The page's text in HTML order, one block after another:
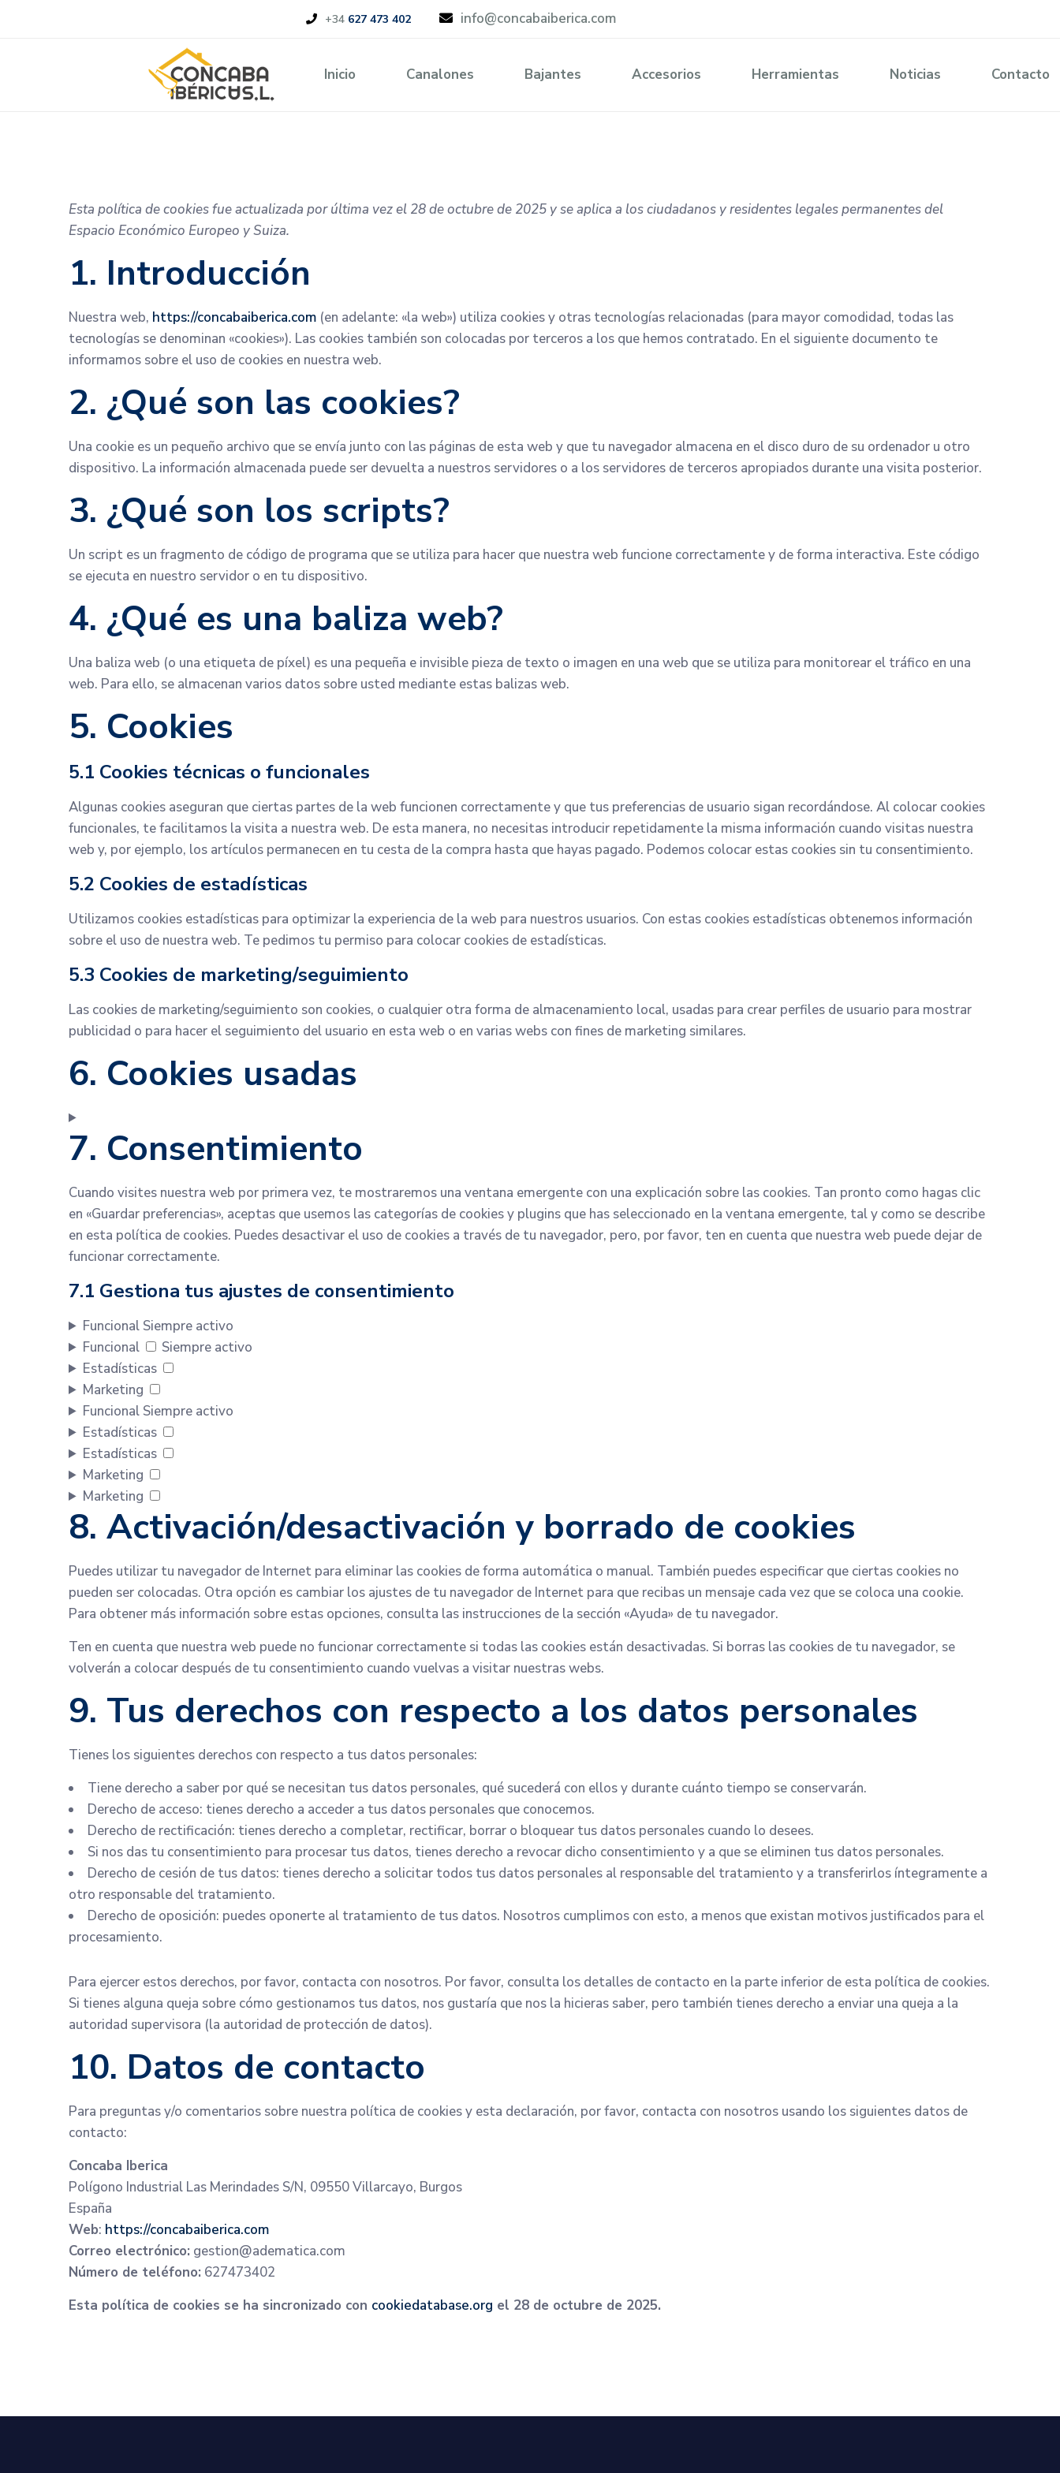
+34 627 473 402 info@concabaiberica.com
Inicio Canalones Bajantes Accesorios Herramientas Noticias Contacto
Esta política de cookies fue actualizada por última vez el 28 de octubre de 2025 y se aplica a los ciudadanos y residentes legales permanentes del
Espacio Económico Europeo y Suiza.
1. Introducción
Nuestra web, https://concabaiberica.com (en adelante: «la web») utiliza cookies y otras tecnologías relacionadas (para mayor comodidad, todas las
tecnologías se denominan «cookies»). Las cookies también son colocadas por terceros a los que hemos contratado. En el siguiente documento te
informamos sobre el uso de cookies en nuestra web.
2. ¿Qué son las cookies?
Una cookie es un pequeño archivo que se envía junto con las páginas de esta web y que tu navegador almacena en el disco duro de su ordenador u otro
dispositivo. La información almacenada puede ser devuelta a nuestros servidores o a los servidores de terceros apropiados durante una visita posterior.
3. ¿Qué son los scripts?
Un script es un fragmento de código de programa que se utiliza para hacer que nuestra web funcione correctamente y de forma interactiva. Este código
se ejecuta en nuestro servidor o en tu dispositivo.
4. ¿Qué es una baliza web?
Una baliza web (o una etiqueta de píxel) es una pequeña e invisible pieza de texto o imagen en una web que se utiliza para monitorear el tráfico en una
web. Para ello, se almacenan varios datos sobre usted mediante estas balizas web.
5. Cookies
5.1 Cookies técnicas o funcionales
Algunas cookies aseguran que ciertas partes de la web funcionen correctamente y que tus preferencias de usuario sigan recordándose. Al colocar cookies
funcionales, te facilitamos la visita a nuestra web. De esta manera, no necesitas introducir repetidamente la misma información cuando visitas nuestra
web y, por ejemplo, los artículos permanecen en tu cesta de la compra hasta que hayas pagado. Podemos colocar estas cookies sin tu consentimiento.
5.2 Cookies de estadísticas
Utilizamos cookies estadísticas para optimizar la experiencia de la web para nuestros usuarios. Con estas cookies estadísticas obtenemos información
sobre el uso de nuestra web. Te pedimos tu permiso para colocar cookies de estadísticas.
5.3 Cookies de marketing/seguimiento
Las cookies de marketing/seguimiento son cookies, o cualquier otra forma de almacenamiento local, usadas para crear perfiles de usuario para mostrar
publicidad o para hacer el seguimiento del usuario en esta web o en varias webs con fines de marketing similares.
6. Cookies usadas
7. Consentimiento
Cuando visites nuestra web por primera vez, te mostraremos una ventana emergente con una explicación sobre las cookies. Tan pronto como hagas clic
en «Guardar preferencias», aceptas que usemos las categorías de cookies y plugins que has seleccionado en la ventana emergente, tal y como se describe
en esta política de cookies. Puedes desactivar el uso de cookies a través de tu navegador, pero, por favor, ten en cuenta que nuestra web puede dejar de
funcionar correctamente.
7.1 Gestiona tus ajustes de consentimiento
Funcional Siempre activo
Funcional
Siempre activo
Estadísticas
Marketing
Funcional Siempre activo
Estadísticas
Estadísticas
Marketing
Marketing
8. Activación/desactivación y borrado de cookies
Puedes utilizar tu navegador de Internet para eliminar las cookies de forma automática o manual. También puedes especificar que ciertas cookies no
pueden ser colocadas. Otra opción es cambiar los ajustes de tu navegador de Internet para que recibas un mensaje cada vez que se coloca una cookie.
Para obtener más información sobre estas opciones, consulta las instrucciones de la sección «Ayuda» de tu navegador.
Ten en cuenta que nuestra web puede no funcionar correctamente si todas las cookies están desactivadas. Si borras las cookies de tu navegador, se
volverán a colocar después de tu consentimiento cuando vuelvas a visitar nuestras webs.
9. Tus derechos con respecto a los datos personales
Tienes los siguientes derechos con respecto a tus datos personales:
Tiene derecho a saber por qué se necesitan tus datos personales, qué sucederá con ellos y durante cuánto tiempo se conservarán.
Derecho de acceso: tienes derecho a acceder a tus datos personales que conocemos.
Derecho de rectificación: tienes derecho a completar, rectificar, borrar o bloquear tus datos personales cuando lo desees.
Si nos das tu consentimiento para procesar tus datos, tienes derecho a revocar dicho consentimiento y a que se eliminen tus datos personales.
Derecho de cesión de tus datos: tienes derecho a solicitar todos tus datos personales al responsable del tratamiento y a transferirlos íntegramente a
otro responsable del tratamiento.
Derecho de oposición: puedes oponerte al tratamiento de tus datos. Nosotros cumplimos con esto, a menos que existan motivos justificados para el
procesamiento.
Para ejercer estos derechos, por favor, contacta con nosotros. Por favor, consulta los detalles de contacto en la parte inferior de esta política de cookies.
Si tienes alguna queja sobre cómo gestionamos tus datos, nos gustaría que nos la hicieras saber, pero también tienes derecho a enviar una queja a la
autoridad supervisora (la autoridad de protección de datos).
10. Datos de contacto
Para preguntas y/o comentarios sobre nuestra política de cookies y esta declaración, por favor, contacta con nosotros usando los siguientes datos de
contacto:
Concaba Iberica
Polígono Industrial Las Merindades S/N, 09550 Villarcayo, Burgos
España
Web: https://concabaiberica.com
Correo electrónico: gestion@adematica.com
Número de teléfono: 627473402
Esta política de cookies se ha sincronizado con cookiedatabase.org el 28 de octubre de 2025.